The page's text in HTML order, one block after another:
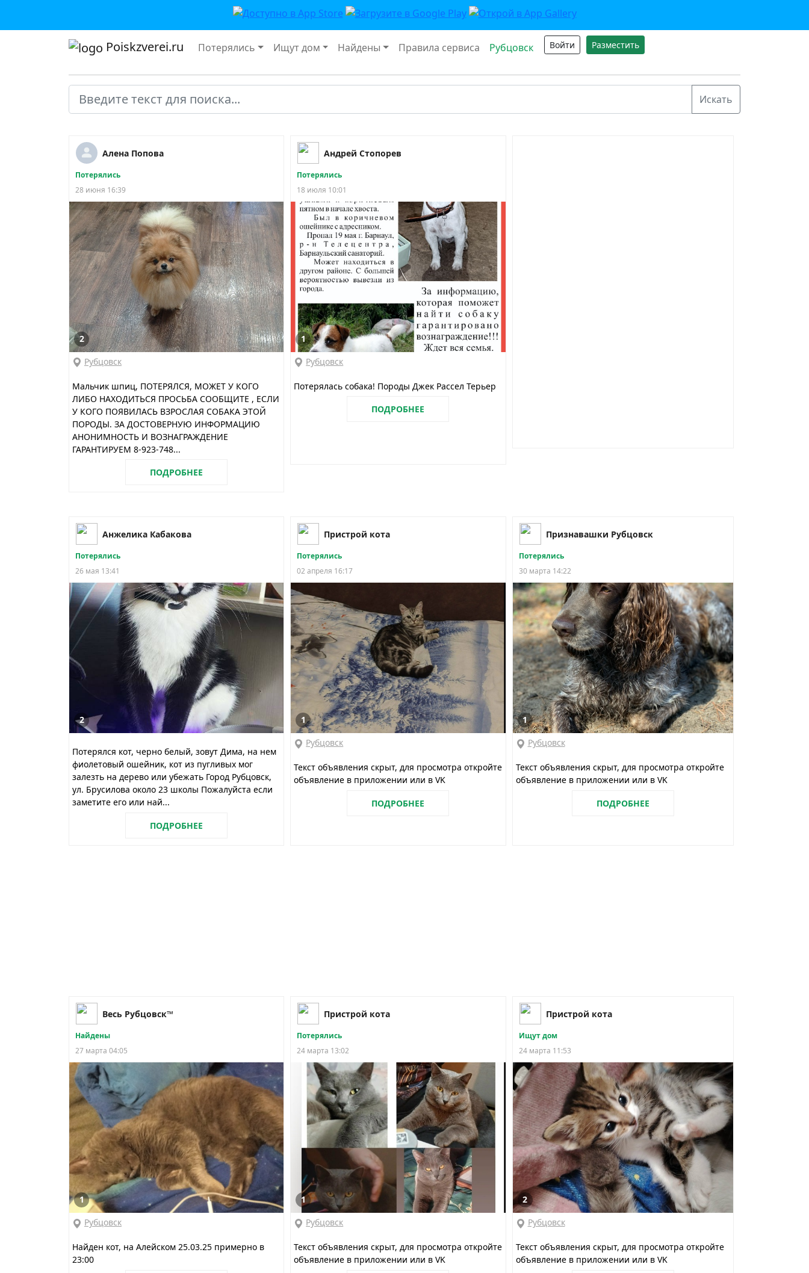
Poiskzverei.ru Потерялись Ищут дом Найдены Правила сервиса Рубцовск Войти Разместить
Алена Попова
Потерялись
28 июня 16:39
2
Рубцовск
Мальчик шпиц, ПОТЕРЯЛСЯ, МОЖЕТ У КОГО
ЛИБО НАХОДИТЬСЯ ПРОСЬБА СООБЩИТЕ , ЕСЛИ
У КОГО ПОЯВИЛАСЬ ВЗРОСЛАЯ СОБАКА ЭТОЙ
ПОРОДЫ. ЗА ДОСТОВЕРНУЮ ИНФОРМАЦИЮ
АНОНИМНОСТЬ И ВОЗНАГРАЖДЕНИЕ
ГАРАНТИРУЕМ 8-923-748...
ПОДРОБНЕЕ
Андрей Стопорев
Потерялись
18 июля 10:01
1
Рубцовск
Потерялась собака! Породы Джек Рассел Терьер
ПОДРОБНЕЕ
Анжелика Кабакова
Потерялись
26 мая 13:41
2
Потерялся кот, черно белый, зовут Дима, на нем
фиолетовый ошейник, кот из пугливых мог
залезть на дерево или убежать Город Рубцовск,
ул. Брусилова около 23 школы Пожалуйста если
заметите его или най...
ПОДРОБНЕЕ
Пристрой кота
Потерялись
02 апреля 16:17
1
Рубцовск
Текст объявления скрыт, для просмотра откройте
объявление в приложении или в VK
ПОДРОБНЕЕ
Признавашки Рубцовск
Потерялись
30 марта 14:22
1
Рубцовск
Текст объявления скрыт, для просмотра откройте
объявление в приложении или в VK
ПОДРОБНЕЕ
Весь Рубцовск™
Найдены
27 марта 04:05
1
Рубцовск
Найден кот, на Алейском 25.03.25 примерно в
23:00
Пристрой кота
Потерялись
24 марта 13:02
1
Рубцовск
Текст объявления скрыт, для просмотра откройте
объявление в приложении или в VK
Пристрой кота
Ищут дом
24 марта 11:53
2
Рубцовск
Текст объявления скрыт, для просмотра откройте
объявление в приложении или в VK